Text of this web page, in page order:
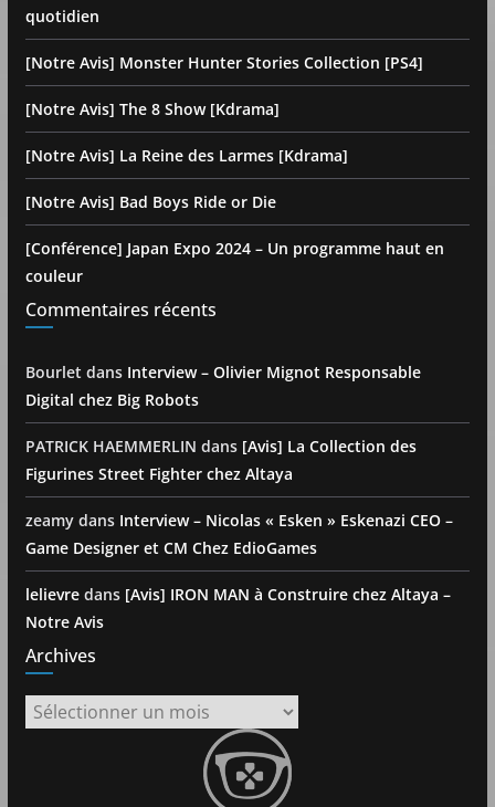
quotidien
[Notre Avis] Monster Hunter Stories Collection [PS4]
[Notre Avis] The 8 Show [Kdrama]
[Notre Avis] La Reine des Larmes [Kdrama]
[Notre Avis] Bad Boys Ride or Die
[Conférence] Japan Expo 2024 – Un programme haut en
couleur
Commentaires récents
Bourlet dans Interview – Olivier Mignot Responsable
Digital chez Big Robots
PATRICK HAEMMERLIN dans [Avis] La Collection des
Figurines Street Fighter chez Altaya
zeamydans Interview – Nicolas « Esken » Eskenazi CEO –
Game Designer et CM Chez EdioGames
lelievredans [Avis] IRON MAN à Construire chez Altaya –
Notre Avis
Archives
Archives